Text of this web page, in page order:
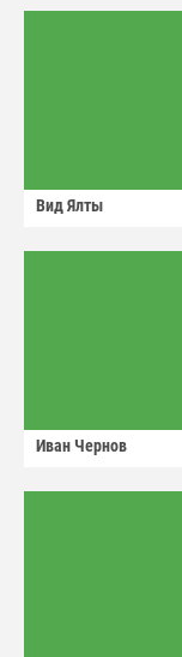
Вид Ялты
Иван Чернов